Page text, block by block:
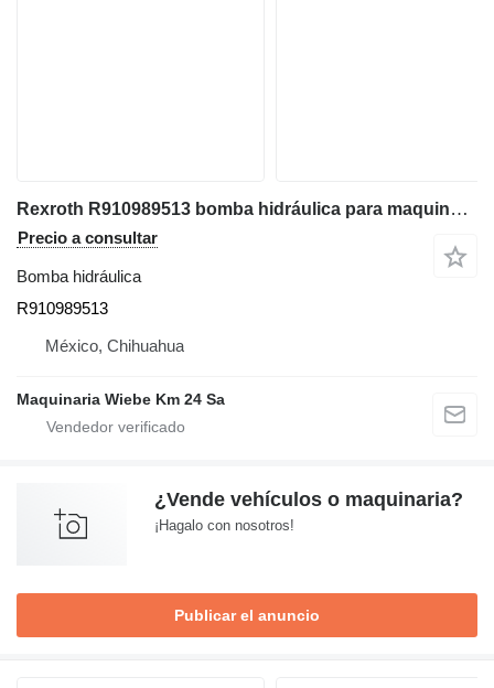
Rexroth R910989513 bomba hidráulica para maquinaria de construcción
Precio a consultar
Bomba hidráulica
R910989513
México, Chihuahua
Maquinaria Wiebe Km 24 Sa
¿Vende vehículos o maquinaria?
¡Hagalo con nosotros!
Publicar el anuncio